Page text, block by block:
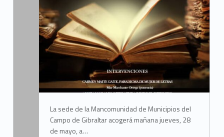
La sede de la Mancomunidad de Municipios del
Campo de Gibraltar acogerá mañana jueves, 28
de mayo, a…